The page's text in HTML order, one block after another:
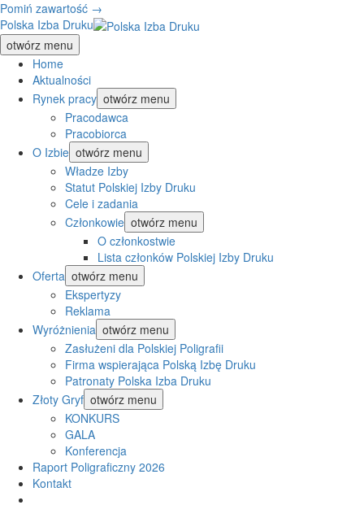
Pomiń zawartość →
Polska Izba Druku
otwórz menu
Home
Aktualności
Rynek pracy otwórz menu
Pracodawca
Pracobiorca
O Izbie otwórz menu
Władze Izby
Statut Polskiej Izby Druku
Cele i zadania
Członkowie otwórz menu
O członkostwie
Lista członków Polskiej Izby Druku
Oferta otwórz menu
Ekspertyzy
Reklama
Wyróżnienia otwórz menu
Zasłużeni dla Polskiej Poligrafii
Firma wspierająca Polską Izbę Druku
Patronaty Polska Izba Druku
Złoty Gryf otwórz menu
KONKURS
GALA
Konferencja
Raport Poligraficzny 2026
Kontakt